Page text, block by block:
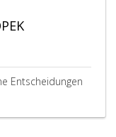
Entscheidungen